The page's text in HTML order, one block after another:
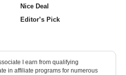
Nice Deal
Editor’s Pick
I earn from qualifying
in affiliate programs for numerous